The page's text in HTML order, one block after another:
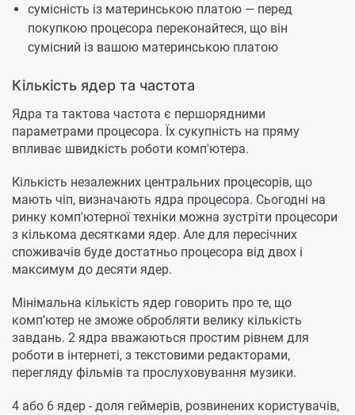
сумісність із материнською платою — перед
покупкою процесора переконайтеся, що він
сумісний із вашою материнською платою
Кількість ядер та частота
Ядра та тактова частота є першорядними
параметрами процесора. Їх сукупність на пряму
впливає швидкість роботи комп'ютера.
Кількість незалежних центральних процесорів, що
мають чіп, визначають ядра процесора. Сьогодні на
ринку комп'ютерної техніки можна зустріти процесори
з кількома десятками ядер. Але для пересічних
споживачів буде достатньо процесора від двох і
максимум до десяти ядер.
Мінімальна кількість ядер говорить про те, що
комп'ютер не зможе обробляти велику кількість
завдань. 2 ядра вважаються простим рівнем для
роботи в інтернеті, з текстовими редакторами,
перегляду фільмів та прослуховування музики.
4 або 6 ядер - доля геймерів, розвинених користувачів,